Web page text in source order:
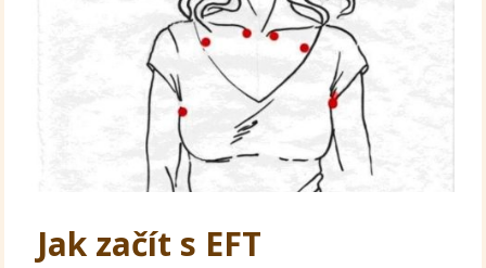
Jak začít s EFT